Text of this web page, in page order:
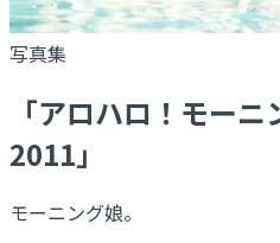
写真集
「アロハロ！モー
2011」
モーニング娘。